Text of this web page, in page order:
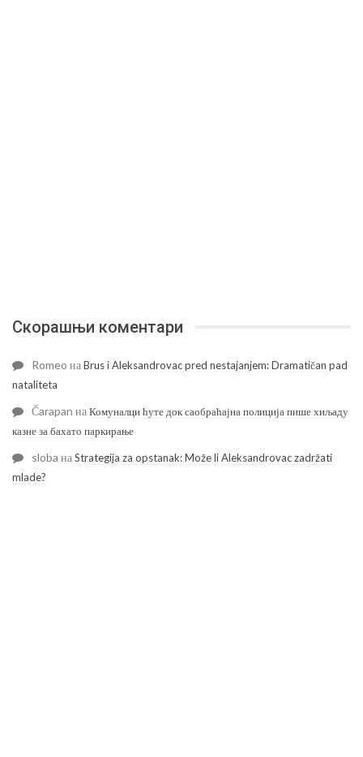
Скорашњи коментари
Romeo наBrus i Aleksandrovac pred nestajanjem: Dramatičan pad
nataliteta
Čarapan наКомуналци ћуте док саобраћајна полиција пише хиљаду
казне за бахато паркирање
sloba наStrategija za opstanak: Može li Aleksandrovac zadržati
mlade?